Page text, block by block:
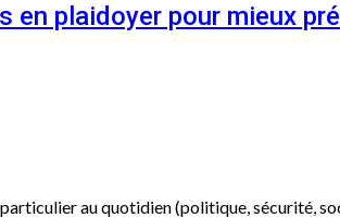
en plaidoyer pour mieux
au quotidien (politique, sécurité,